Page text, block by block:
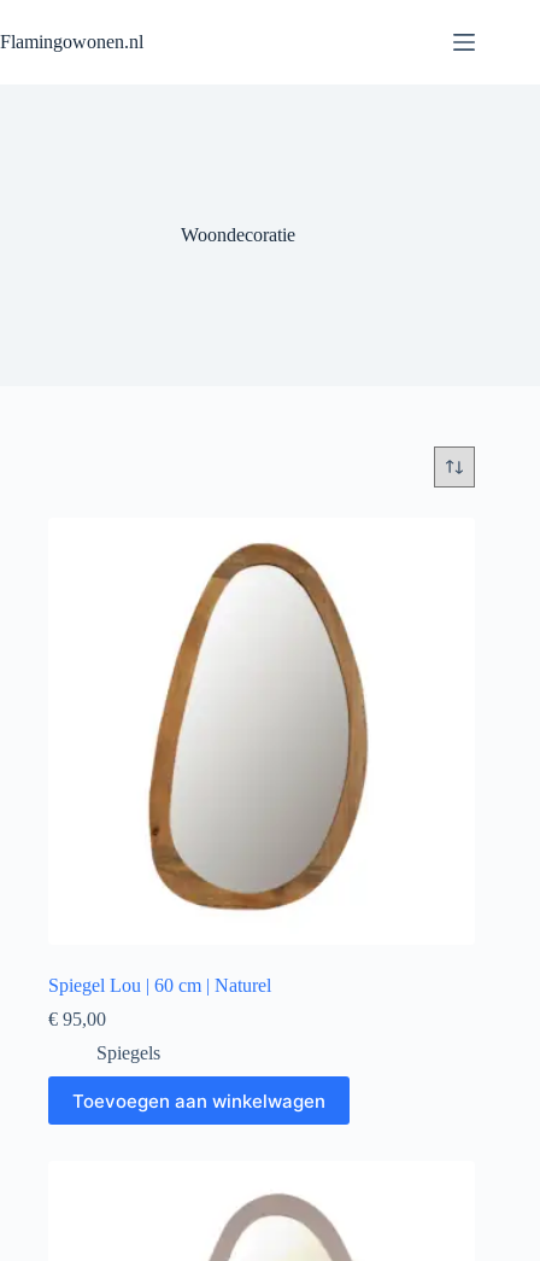
Flamingowonen.nl
Woondecoratie
Spiegel Lou | 60 cm | Naturel
€ 95,00
Spiegels
Toevoegen aan winkelwagen